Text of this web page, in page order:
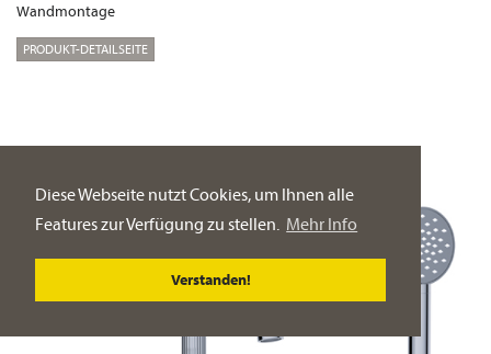
Diese Webseite nutzt Cookies, um Ihnen alle
Features zur Verfügung zu stellen. Mehr Info
Verstanden!
Wandmontage
PRODUKT-DETAILSEITE